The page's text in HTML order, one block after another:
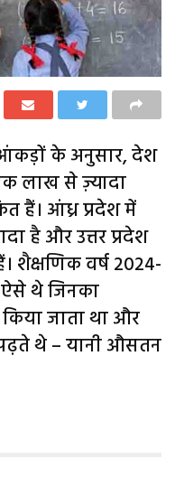
आंकड़ों के अनुसार, देश
लाख से ज़्यादा
हैं। आंध्र प्रदेश में
है और उत्तर प्रदेश
शैक्षणिक वर्ष 2024-
थे जिनका
जाता था और
थे – यानी औसतन